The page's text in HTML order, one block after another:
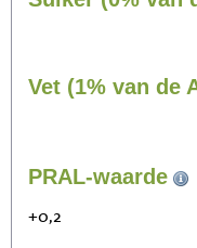
Vet (1% van de
PRAL-waarde
+0,2
Zitten, tv kijken